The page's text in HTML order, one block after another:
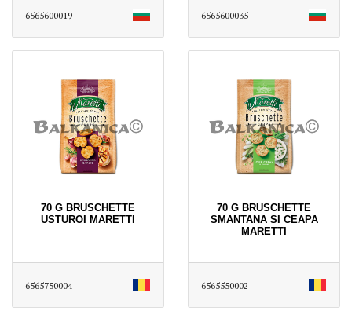
6565600019 6565600035
70 G BRUSCHETTE
USTUROI MARETTI
6565750004
70 G BRUSCHETTE
SMANTANA SI CEAPA
MARETTI
6565550002